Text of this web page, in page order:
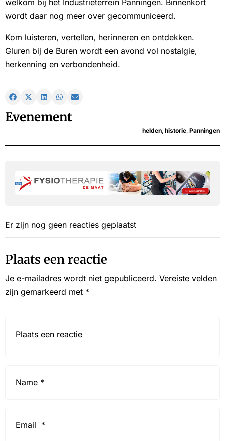
welkom bij het Industrieterrein Panningen. Binnenkort
wordt daar nog meer over gecommuniceerd.
Kom luisteren, vertellen, herinneren en ontdekken.
Gluren bij de Buren wordt een avond vol nostalgie,
herkenning en verbondenheid.
Evenement
helden, historie, Panningen
Er zijn nog geen reacties geplaatst
Plaats een reactie
Je e-mailadres wordt niet gepubliceerd. Vereiste velden
zijn gemarkeerd met *